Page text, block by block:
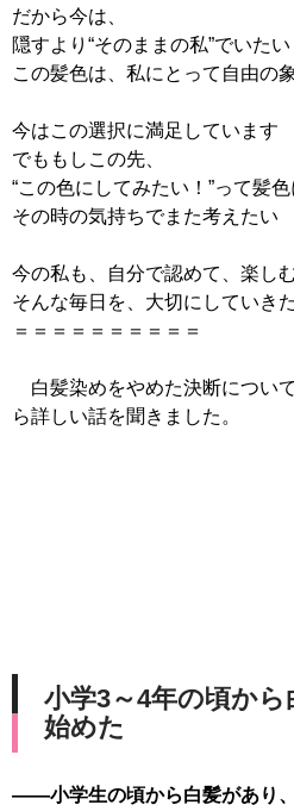
だから今は、
隠すより“そのままの私”でいたい
この髪色は、私にとって自由の
今はこの選択に満足しています
でももしこの先、
“この色にしてみたい！”って髪色
その時の気持ちでまた考えたい
今の私も、自分で認めて、楽しむ
そんな毎日を、大切にしていき
＝＝＝＝＝＝＝＝＝＝
白髪染めをやめた決断につい
ら詳しい話を聞きました。
小学3～4年の頃から
始めた
――小学生の頃から白髪があり